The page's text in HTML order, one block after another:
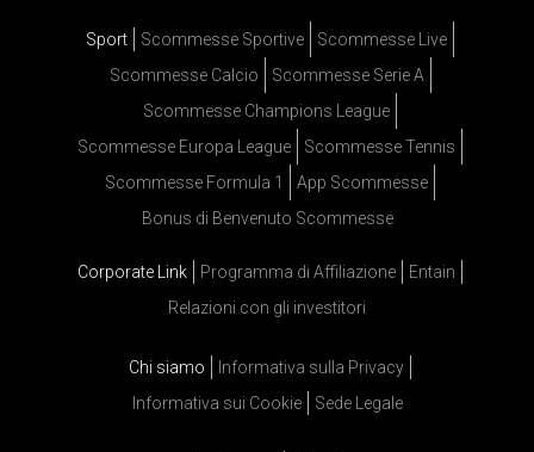
Sport Scommesse Sportive
Scommesse Live
Scommesse Calcio
Scommesse Serie A
Scommesse Champions League
Scommesse Europa League
Scommesse Tennis
Scommesse Formula 1
App Scommesse
Bonus di Benvenuto Scommesse
Corporate Link Programma di Affiliazione
Entain
Relazioni con gli investitori
Chi siamo
Informativa sulla Privacy
Informativa sui Cookie
Sede Legale